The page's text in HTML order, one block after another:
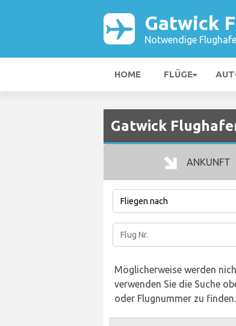
Gatwick
Notwendige
HOME FLÜGE
Gatwick
ANKUNFT
Möglicherweise werden
verwenden Sie die Suche
oder Flugnummer zu finden.